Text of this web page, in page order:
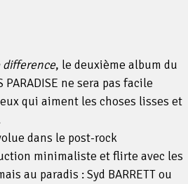
difference, le deuxième album du
PARADISE ne sera pas facile
qui aiment les choses lisses et
dans le post-rock
minimaliste et flirte avec les
au paradis : Syd BARRETT ou